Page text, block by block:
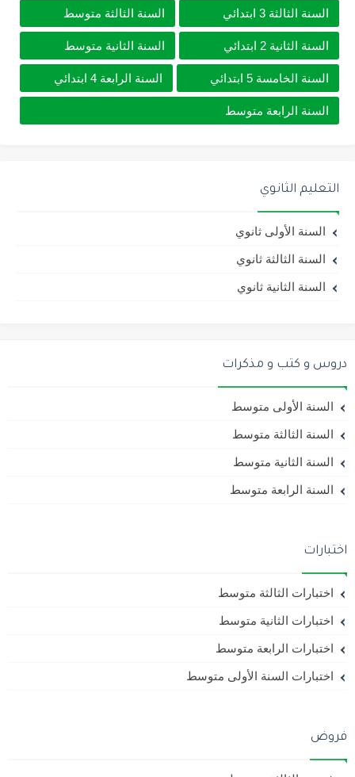
السنة الثالثة 3 ابتدائي السنة الثالثة متوسط
السنة الثانية 2 ابتدائي السنة الثانية متوسط
السنة الخامسة 5 ابتدائي السنة الرابعة 4 ابتدائي
السنة الرابعة متوسط
التعليم الثانوي
السنة الأولى ثانوي
السنة الثالثة ثانوي
السنة الثانية ثانوي
دروس و كتب و مذكرات
السنة الأولى متوسط
السنة الثالثة متوسط
السنة الثانية متوسط
السنة الرابعة متوسط
اختبارات
اختبارات الثالثة متوسط
اختبارات الثانية متوسط
اختبارات الرابعة متوسط
اختبارات السنة الأولى متوسط
فروض